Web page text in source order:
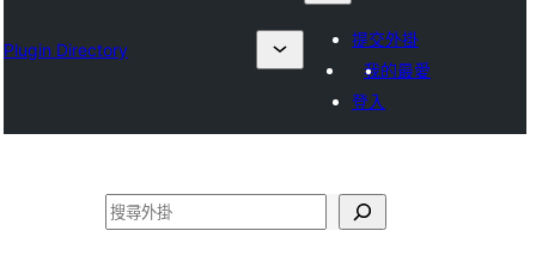
Plugin Directory
提交外掛
我的最愛
登入
搜